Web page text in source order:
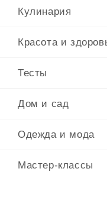
Кулинария
Красота и
Тесты
Дом и сад
Одежда и мода
Мастер-классы